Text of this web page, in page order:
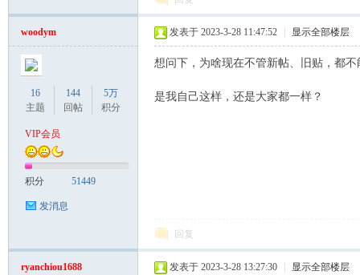
woodym
16
主题
144
回帖
5万
积分
VIP会员
积分 51449
发消息
发表于 2023-3-28 11:47:52 显示全部楼层
想问下，为啥现在不管新帖、旧贴，都
是我自己这样，还是大家都一样？
回复
ryanchiou1688 发表于 2023-3-28 13:27:30 显示全部楼层